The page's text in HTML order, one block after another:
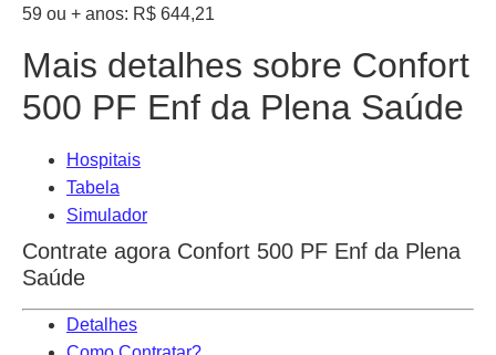
59 ou + anos: R$ 644,21
Mais detalhes sobre Confort
500 PF Enf da Plena Saúde
Hospitais
Tabela
Simulador
Contrate agora Confort 500 PF Enf da Plena
Saúde
Detalhes